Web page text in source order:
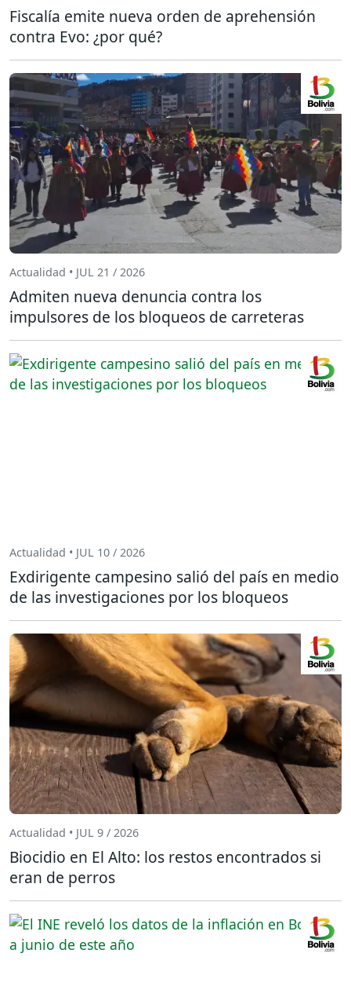
Fiscalía emite nueva orden de aprehensión
contra Evo: ¿por qué?
Actualidad • JUL 21 / 2026
Admiten nueva denuncia contra los
impulsores de los bloqueos de carreteras
Actualidad • JUL 10 / 2026
Exdirigente campesino salió del país en medio
de las investigaciones por los bloqueos
Actualidad • JUL 9 / 2026
Biocidio en El Alto: los restos encontrados si
eran de perros